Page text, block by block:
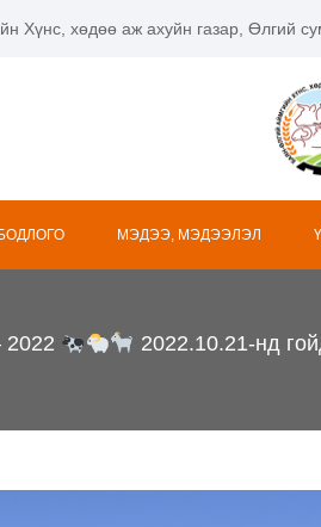
Хүнс, хөдөө аж ахуйн газар, Өлгий
БОДЛОГО МЭДЭЭ, МЭДЭЭЛЭЛ
2022.10.21-нд